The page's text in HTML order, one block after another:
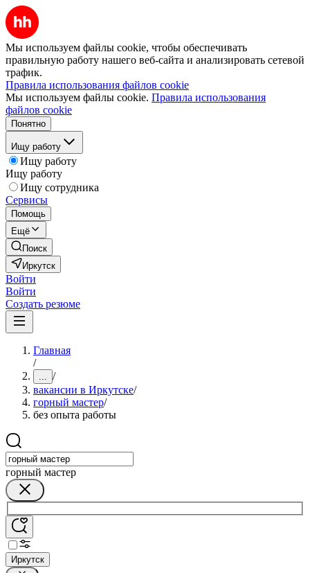
Мы используем файлы cookie, чтобы обеспечивать
правильную работу нашего веб-сайта и анализировать сетевой
трафик.
Правила использования файлов cookie
Мы используем файлы cookie. Правила использования
файлов cookie
Понятно
Ищу работу
Ищу работу
Ищу работу
Ищу сотрудника
Сервисы
Помощь
Ещё
Поиск
Иркутск
Войти
Войти
Создать резюме
Главная
/
... /
вакансии в Иркутске/
горный мастер/
без опыта работы
горный мастер
Иркутск